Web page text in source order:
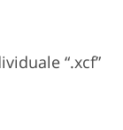
“.xcf”